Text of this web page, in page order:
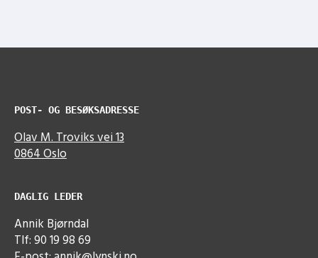
POST- OG BESØKSADRESSE
Olav M. Troviks vei 13
0864 Oslo
DAGLIG LEDER
Annik Bjørndal
Tlf: 90 19 98 69